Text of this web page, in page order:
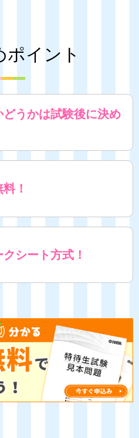
ポイント
どうかは試験後に決め
！
シート方式！